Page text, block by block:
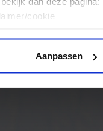
cookie
Aanpassen